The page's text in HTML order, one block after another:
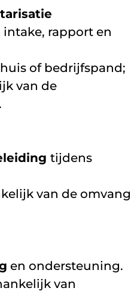
rapport en
of bedrijfspand;
van de
tijdens
van de omvang
en ondersteuning.
van